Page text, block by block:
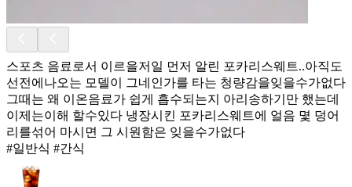
스포츠 음료로서 이르을저일 먼저 알린 포카리스웨트..아직도
선전에나오는 모델이 그네인가를 타는 청량감을잊을수가없다
그때는 왜 이온음료가 쉽게 흡수되는지 아리송하기만 했는데
이제는이해 할수있다 냉장시킨 포카리스웨트에 얼음 몇 덩어
리를섞어 마시면 그 시원함은 잊을수가없다
#일반식 #간식